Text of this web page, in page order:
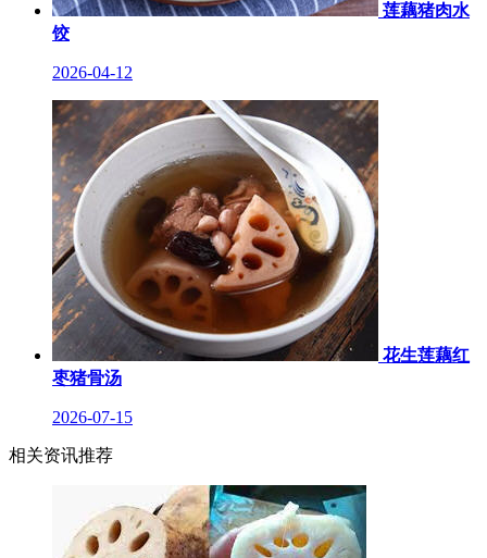
莲藕猪肉水
饺
2026-04-12
花生莲藕红
枣猪骨汤
2026-07-15
相关资讯推荐